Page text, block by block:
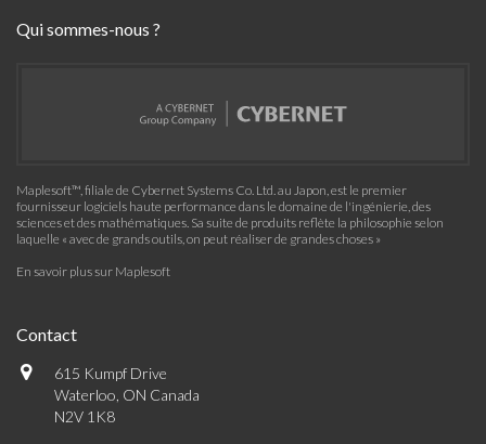
Qui sommes-nous ?
Maplesoft™, filiale de Cybernet Systems Co. Ltd. au Japon, est le premier
fournisseur logiciels haute performance dans le domaine de l'ingénierie, des
sciences et des mathématiques. Sa suite de produits reflète la philosophie selon
laquelle « avec de grands outils, on peut réaliser de grandes choses »
En savoir plus sur Maplesoft
Contact
615 Kumpf Drive
Waterloo, ON Canada
N2V 1K8